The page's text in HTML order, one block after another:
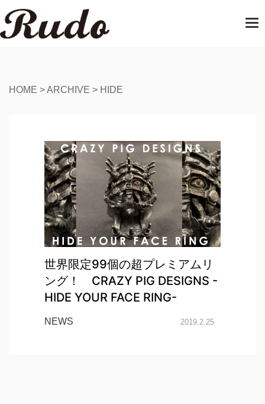
T
HOME >ARCHIVE > HIDE
世界限定99個の超プレミアムリ
ング！ CRAZY PIG DESIGNS -
HIDE YOUR FACE RING-
NEWS 2019.2.25